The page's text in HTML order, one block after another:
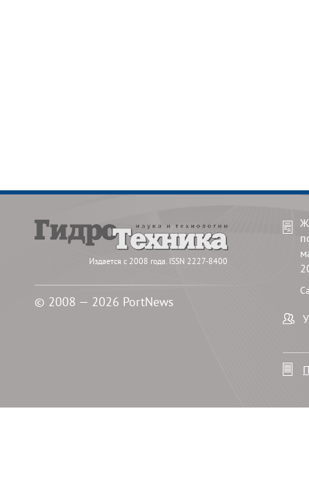
Издается с 2008 года. ISSN 2227-8400
© 2008 — 2026 PortNews